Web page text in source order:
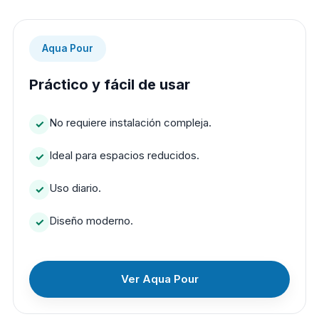
Aqua Pour
Práctico y fácil de usar
No requiere instalación compleja.
Ideal para espacios reducidos.
Uso diario.
Diseño moderno.
Ver Aqua Pour